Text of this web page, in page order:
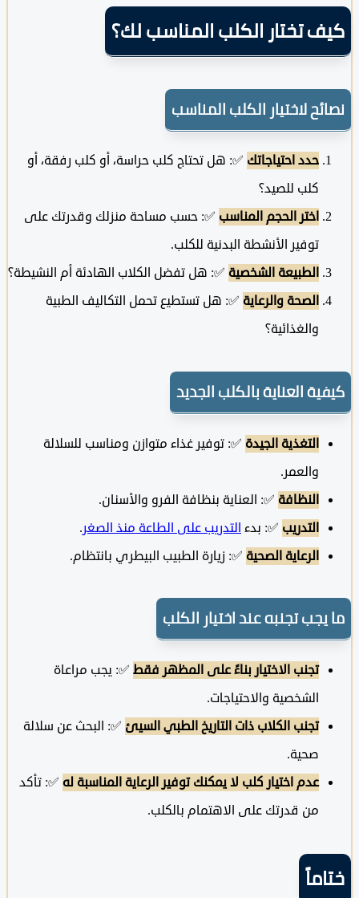
تختار الكلب المناسب لك؟
لاختيار الكلب المناسب
حدد احتياجاتك✅: هل تحتاج كلب حراسة، أو كلب رفقة، أو
كلب للصيد؟
اختر الحجم المناسب✅: حسب مساحة منزلك وقدرتك على
توفير الأنشطة البدنية للكلب.
الطبيعة الشخصية✅: هل تفضل الكلاب الهادئة أم النشيطة؟
الصحة والرعاية✅: هل تستطيع تحمل التكاليف الطبية
والغذائية؟
العناية بالكلب الجديد
التغذية الجيدة✅: توفير غذاء متوازن ومناسب للسلالة
والعمر.
النظافة✅: العناية بنظافة الفرو والأسنان.
التدريب✅: بدءالتدريب على الطاعة منذ الصغر .
الرعاية الصحية✅: زيارة الطبيب البيطري بانتظام.
تجنبه عند اختيار الكلب
تجنب الاختيار بناءً على المظهر فقط ✅: يجب مراعاة
الشخصية والاحتياجات.
تجنب الكلاب ذات التاريخ الطبي السيئ✅: البحث عن سلالة
عدم اختيار كلب لا يمكنك توفير الرعاية المناسبة له✅: تأكد
من قدرتك على الاهتمام بالكلب.